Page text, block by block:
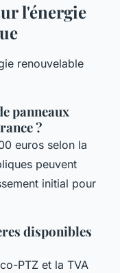
l'énergie
panneaux
?
euros selon la
peuvent
initial pour
disponibles
PTZ et la TVA